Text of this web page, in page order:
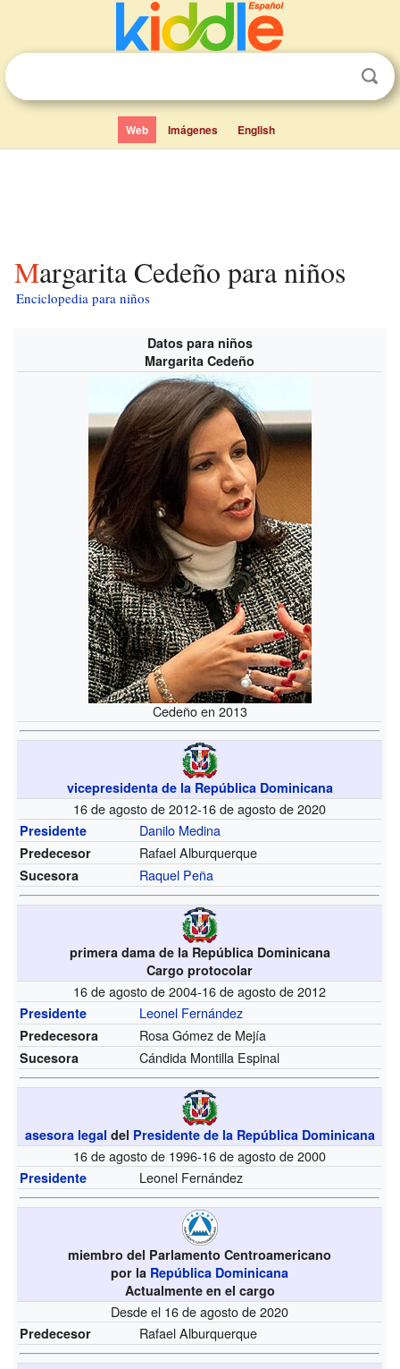
Web Imágenes English
Margarita Cedeño para niños
Enciclopedia para niños
Datos para niños
Margarita Cedeño
Cedeño en 2013
vicepresidenta de la República Dominicana
16 de agosto de 2012-16 de agosto de 2020
Presidente Danilo Medina
Predecesor Rafael Alburquerque
Sucesora Raquel Peña
primera dama de la República Dominicana
Cargo protocolar
16 de agosto de 2004-16 de agosto de 2012
Presidente Leonel Fernández
Predecesora Rosa Gómez de Mejía
Sucesora Cándida Montilla Espinal
asesora legal del Presidente de la República Dominicana
16 de agosto de 1996-16 de agosto de 2000
Presidente Leonel Fernández
miembro del Parlamento Centroamericano
por la República Dominicana
Actualmente en el cargo
Desde el 16 de agosto de 2020
Predecesor Rafael Alburquerque